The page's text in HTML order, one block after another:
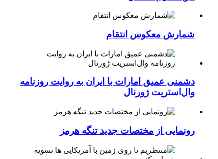
شمارش معکوس انتقام
دشمنی عمیق امارات با ایران به روایت روزنامه
وال‌استریت ژورنال
رونمایی از مختصات جدید تنگه هرمز